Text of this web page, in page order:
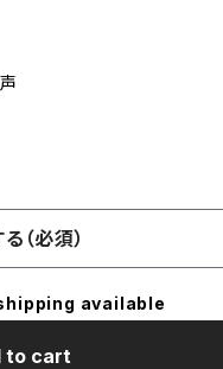
（必須）
available
to cart